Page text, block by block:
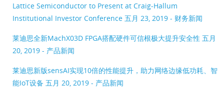
Lattice Semiconductor to Present at Craig-Hallum
Institutional Investor Conference 五月 23, 2019 - 财务新闻
莱迪思全新MachX03D FPGA搭配硬件可信根极大提升安全性 五月
20, 2019 - 产品新闻
莱迪思新版sensAI实现10倍的性能提升，助力网络边缘低功耗、智
能IoT设备 五月 20, 2019 - 产品新闻